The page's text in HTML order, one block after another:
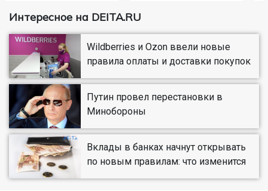
Интересное на DEITA.RU
Wildberries и Ozon ввели новые
правила оплаты и доставки покупок
Путин провел перестановки в
Минобороны
Вклады в банках начнут открывать
по новым правилам: что изменится